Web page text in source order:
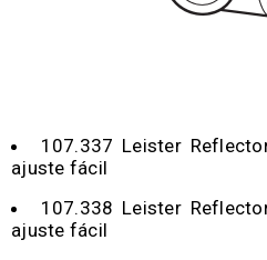
107.337 Leister
ajuste fácil
107.338 Leister
ajuste fácil